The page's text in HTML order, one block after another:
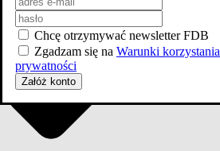
Chcę otrzymywać newsletter FDB
Zgadzam się na Warunki korzystania
prywatności
Załóż konto